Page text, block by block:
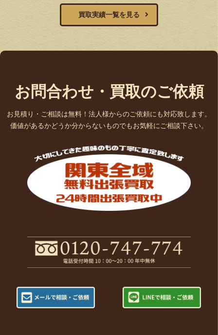
買取実績一覧を見る
お問合わせ・買取のご依頼
お見積り・ご相談は無料！法人様からのご依頼にも対応致します。
価値があるかどうか分からないものでもお気軽にご相談下さい。